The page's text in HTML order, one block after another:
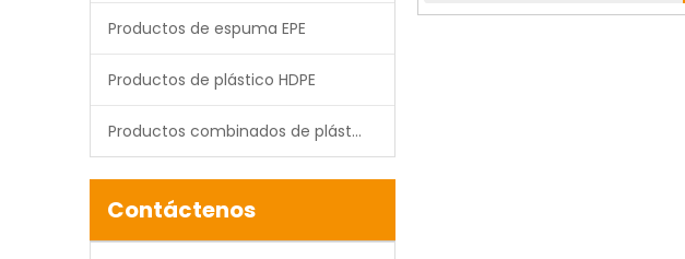
Productos de espuma EPE
Productos de plástico HDPE
Productos combinados de plástico
Contáctenos